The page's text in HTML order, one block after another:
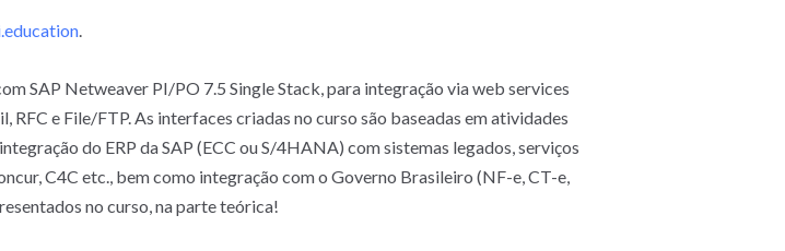
.
SAP Netweaver PI/PO 7.5 Single Stack, para integração via web services
RFC e File/FTP. As interfaces criadas no curso são baseadas em atividades
do ERP da SAP (ECC ou S/4HANA) com sistemas legados, serviços
C4C etc., bem como integração com o Governo Brasileiro (NF-e, CT-e,
no curso, na parte teórica!